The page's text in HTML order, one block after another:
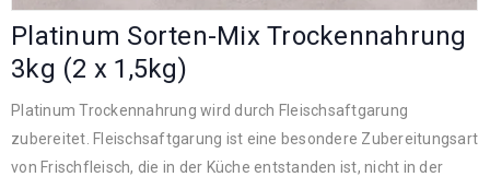
Platinum Sorten-Mix Trockennahrung
3kg (2 x 1,5kg)
Platinum Trockennahrung wird durch Fleischsaftgarung
zubereitet. Fleischsaftgarung ist eine besondere Zubereitungsart
von Frischfleisch, die in der Küche entstanden ist, nicht in der